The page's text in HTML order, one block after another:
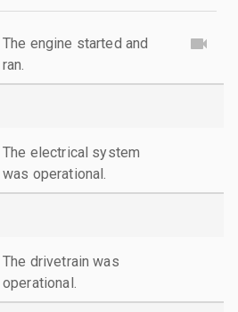
The engine started and
ran.
The electrical system
was operational.
The drivetrain was
operational.